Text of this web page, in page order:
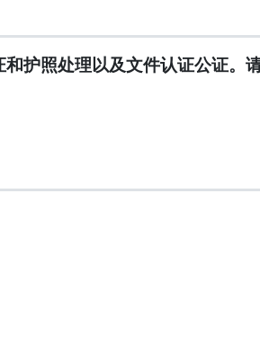
护照处理以及文件认证公证。